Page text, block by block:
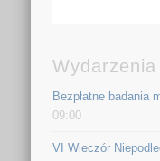
Wydarzenia
Bezpłatne badania
09:00
VI Wieczór